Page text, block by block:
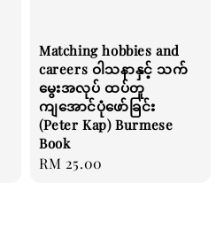
Matching hobbies and
careers ဝါသနာနှင့် သက်
မွေးအလုပ် ထပ်တူ
ကျအောင်ပုံဖော်ခြင်း
(Peter Kap) Burmese
Book
Regular
RM 25.00